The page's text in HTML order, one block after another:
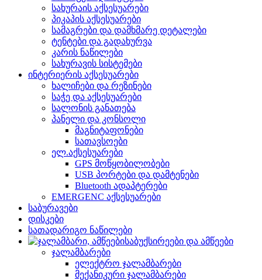
სახურაის აქსესუარები
პიკაპის აქსესუარები
სამაგრები და დამხმარე დეტალები
ტენტები და გადახურვა
კარის ნაწილები
სახურავის სისტემები
ინტერიერის აქსესუარები
ხალიჩები და რეზინები
საჭე და აქსესუარები
სალონის განათება
პანელი და კონსოლი
მაგნიტაფონები
სათავსოები
ელ.აქსესუარები
GPS მოწყობილობები
USB პორტები და დამტენები
Bluetooth ადაპტერები
EMERGENC აქსესუარები
საბურავები
დისკები
სათადარიგო ნაწილები
საბუქსირეები და ამწეები
ჯალამბარები
ელექტრო ჯალამბარები
მექანიკური ჯალამბარები